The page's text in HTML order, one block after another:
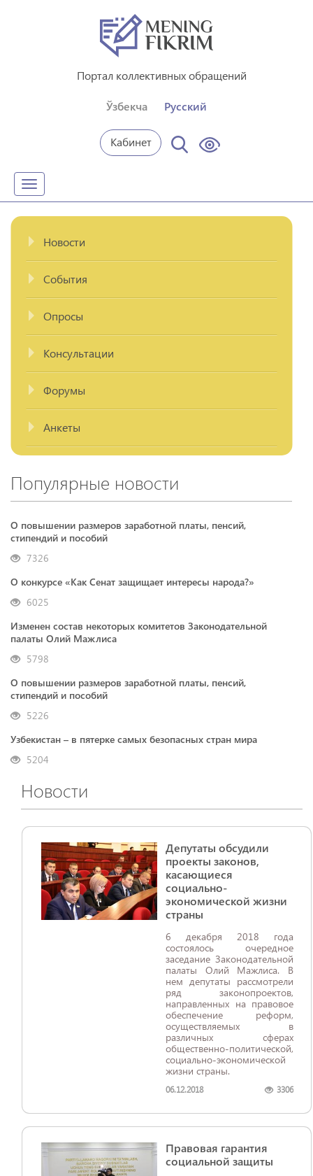
Портал коллективных обращений
Ўзбекча Русский
Кабинет
Toggle
navigation
Новости
События
Опросы
Консультации
Форумы
Анкеты
Популярные новости
О повышении размеров заработной платы, пенсий,
стипендий и пособий
7326
О конкурсе «Как Сенат защищает интересы народа?»
6025
Изменен состав некоторых комитетов Законодательной
палаты Олий Мажлиса
5798
О повышении размеров заработной платы, пенсий,
стипендий и пособий
5226
Узбекистан – в пятерке самых безопасных стран мира
5204
Новости
Депутаты обсудили
проекты законов,
касающиеся
социально-
экономической жизни
страны
6 декабря 2018 года
состоялось очередное
заседание Законодательной
палаты Олий Мажлиса. В
нем депутаты рассмотрели
ряд законопроектов,
направленных на правовое
обеспечение реформ,
осуществляемых в
различных сферах
общественно-политической,
социально-экономической
жизни страны.
06.12.2018 3306
Правовая гарантия
социальной защиты